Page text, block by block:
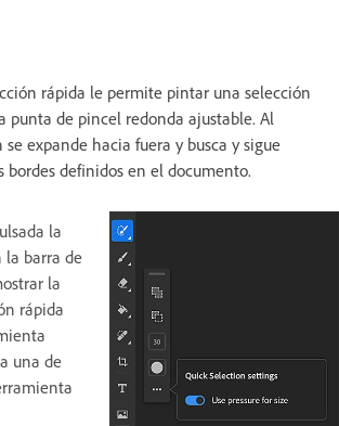
rápida le permite pintar una selección
punta de pincel redonda ajustable. Al
expande hacia fuera y busca y sigue
definidos en el documento.
la
la barra de
la
rápida
una de